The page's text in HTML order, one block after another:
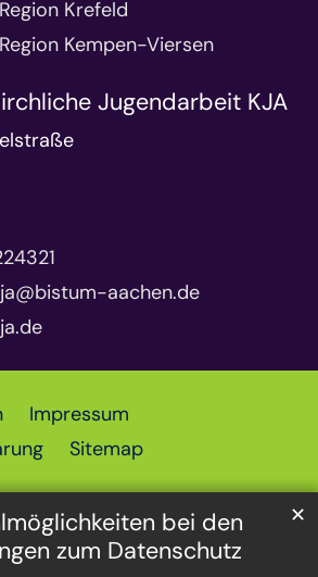
bei den
zum Datenschutz
✕
Krefeld
Kempen-Viersen
Jugendarbeit KJA
aachen.de
Impressum
Sitemap